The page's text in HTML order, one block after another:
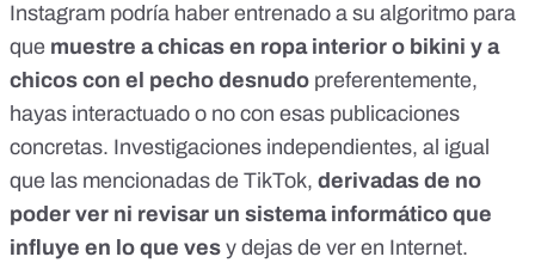
Instagram podría haber entrenado a su algoritmo para
que muestre a chicas en ropa interior o bikini y a
chicos con el pecho desnudo preferentemente,
hayas interactuado o no con esas publicaciones
concretas. Investigaciones independientes, al igual
que las mencionadas de TikTok, derivadas de no
poder ver ni revisar un sistema informático que
influye en lo que ves y dejas de ver en Internet.